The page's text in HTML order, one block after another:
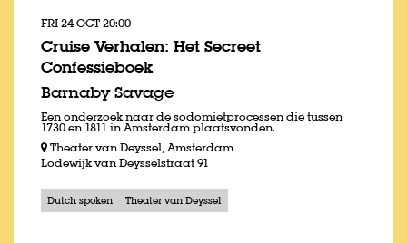
Cruise Verhalen: Het Secreet
Confessieboek
Barnaby Savage
FRI 24 OCT20:00
Een onderzoek naar de sodomietprocessen die tussen
1730 en 1811 in Amsterdam plaatsvonden.
Theater van Deyssel, Amsterdam
Lodewijk van Deysselstraat 91
Dutch spoken Theater van Deyssel